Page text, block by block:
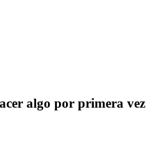
algo por primera vez